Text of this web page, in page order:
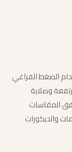
الضغط الفراغي
وصلابة
المقاسات
والديكورات